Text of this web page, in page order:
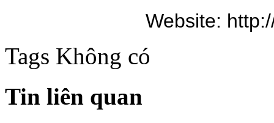
Website:
Tags Không có
Tin liên quan